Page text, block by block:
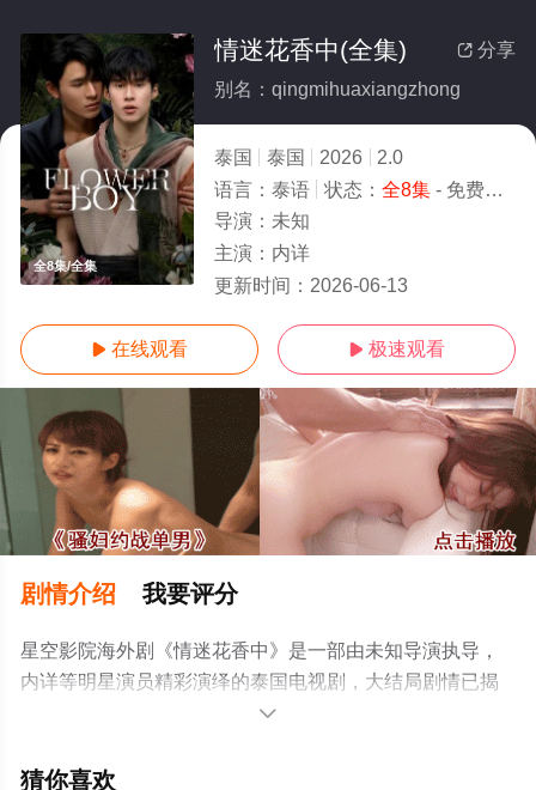
全8集/全集
 分享
情迷花香中(全集)
别名：qingmihuaxiangzhong
泰国 泰国 2026
2.0
语言： 泰语 状态： 全8集- 免费在线观看
导演： 未知
主演： 内详
更新时间： 2026-06-13
 在线观看  极速观看
剧情介绍 我要评分
星空影院海外剧《情迷花香中》是一部由未知导演执导，
内详等明星演员精彩演绎的泰国电视剧，大结局剧情已揭
晓（全8集），手机免费观看高清未删减完整版电视剧全集
视猫或剧情网等平台了解。

猜你喜欢